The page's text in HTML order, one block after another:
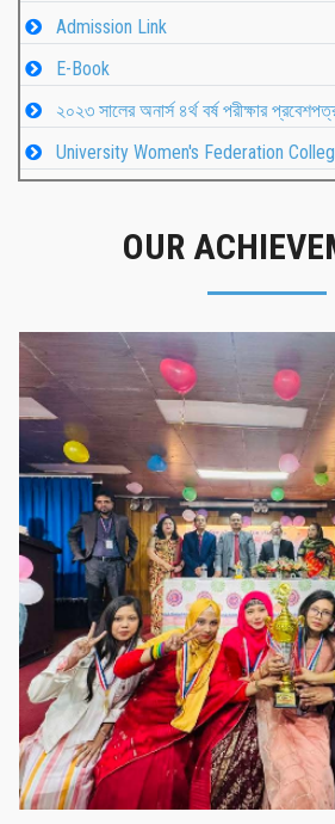
Admission Link
E-Book
২০২৩ সালের অনার্স ৪র্থ বর্ষ পরীক্ষার
University Women's Federation
OUR
গৌরবের মুহূর্ত
গৌরবের মুহূর্ত